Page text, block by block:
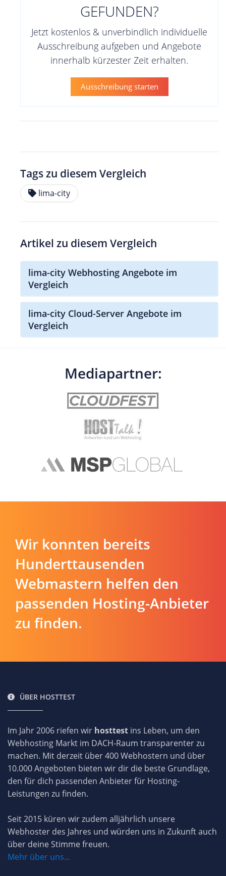
GEFUNDEN?
Jetzt kostenlos & unverbindlich individuelle
Ausschreibung aufgeben und Angebote
innerhalb kürzester Zeit erhalten.
Ausschreibung starten
Tags zu diesem Vergleich
lima-city
Artikel zu diesem Vergleich
lima-city Webhosting Angebote im
Vergleich
lima-city Cloud-Server Angebote im
Vergleich
Mediapartner:
Wir konnten bereits
Hunderttausenden
Webmastern helfen den
passenden Hosting-Anbieter
zu finden.
ÜBER HOSTTEST
Im Jahr 2006 riefen wir hosttest ins Leben, um den
Webhosting Markt im DACH-Raum transparenter zu
machen. Mit derzeit über 400 Webhostern und über
10.000 Angeboten bieten wir dir die beste Grundlage,
den für dich passenden Anbieter für Hosting-
Leistungen zu finden.
Seit 2015 küren wir zudem alljährlich unsere
Webhoster des Jahres und würden uns in Zukunft auch
über deine Stimme freuen.
Mehr über uns...